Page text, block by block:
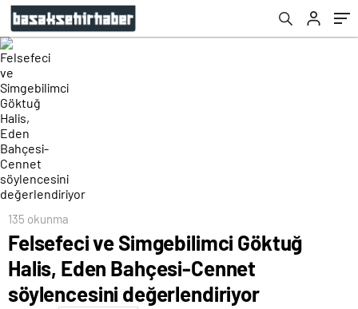
değerlendiriyor
135 okunma
Felsefeci ve Simgebilimci Göktuğ
Halis, Eden Bahçesi-Cennet
söylencesini değerlendiriyor